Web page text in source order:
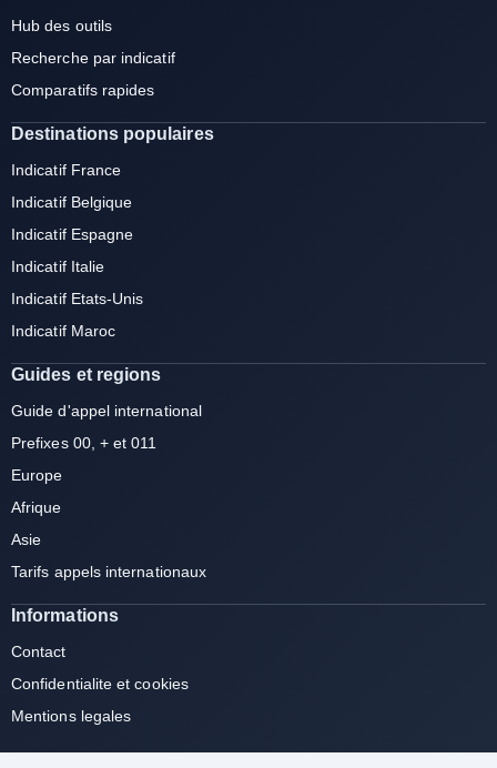
Hub des outils
Recherche par indicatif
Comparatifs rapides
Destinations populaires
Indicatif France
Indicatif Belgique
Indicatif Espagne
Indicatif Italie
Indicatif Etats-Unis
Indicatif Maroc
Guides et regions
Guide d'appel international
Prefixes 00, + et 011
Europe
Afrique
Asie
Tarifs appels internationaux
Informations
Contact
Confidentialite et cookies
Mentions legales